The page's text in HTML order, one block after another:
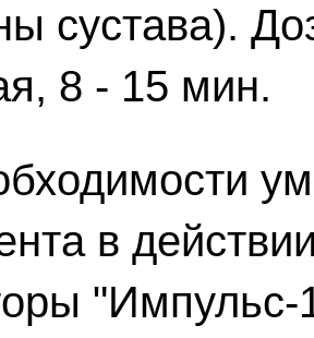
сустава).
8 - 15 мин.
в